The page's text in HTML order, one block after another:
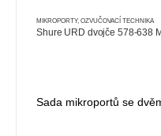
MIKROPORTY, OZVUČOVACÍ TECHNIKA
Shure URD dvojče 578-638
Sada mikroportů se